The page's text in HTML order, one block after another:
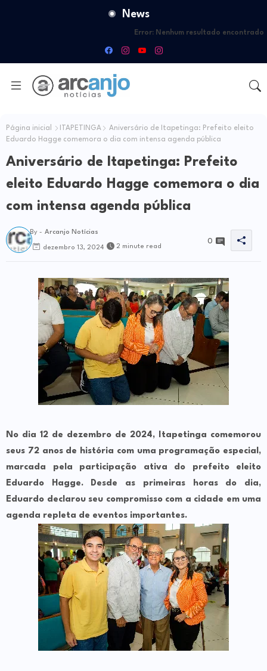
News
Error: Nenhum resultado encontrado
Página inicial ITAPETINGA
Aniversário de Itapetinga: Prefeito eleito
Eduardo Hagge comemora o dia com intensa agenda pública
Aniversário de Itapetinga: Prefeito
eleito Eduardo Hagge comemora o dia
com intensa agenda pública
By - Arcanjo Notícias
dezembro 13, 2024 2 minute read
0
No dia 12 de dezembro de 2024, Itapetinga comemorou
seus 72 anos de história com uma programação especial,
marcada pela participação ativa do prefeito eleito
Eduardo Hagge. Desde as primeiras horas do dia,
Eduardo declarou seu compromisso com a cidade em uma
agenda repleta de eventos importantes.